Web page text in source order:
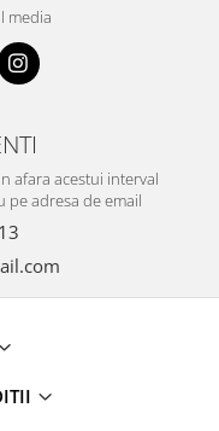
media
afara acestui interval
pe adresa de email